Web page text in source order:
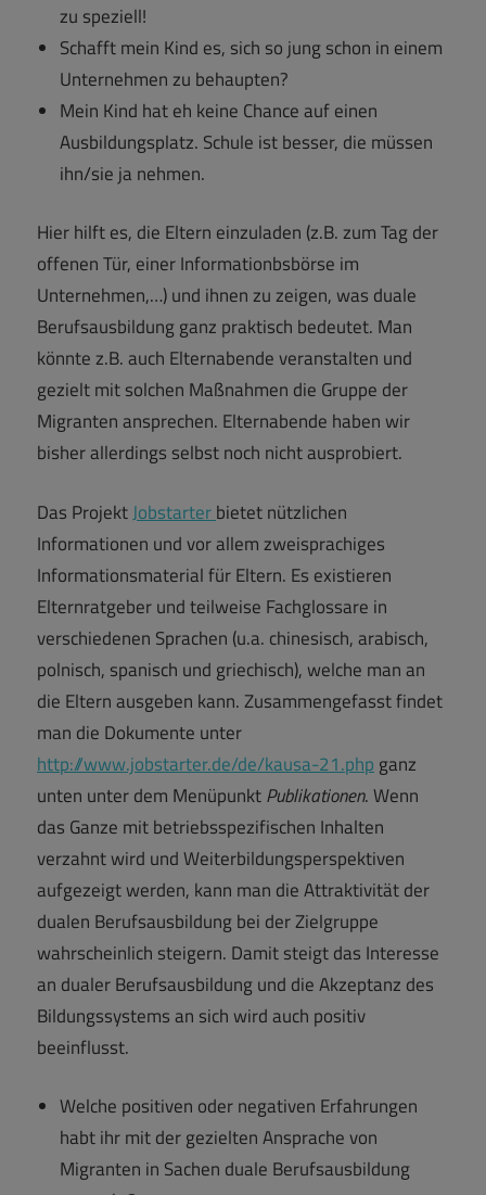
zu speziell!
Schafft mein Kind es, sich so jung schon in einem
Unternehmen zu behaupten?
Mein Kind hat eh keine Chance auf einen
Ausbildungsplatz. Schule ist besser, die müssen
ihn/sie ja nehmen.
Hier hilft es, die Eltern einzuladen (z.B. zum Tag der
offenen Tür, einer Informationbsbörse im
Unternehmen,…) und ihnen zu zeigen, was duale
Berufsausbildung ganz praktisch bedeutet. Man
könnte z.B. auch Elternabende veranstalten und
gezielt mit solchen Maßnahmen die Gruppe der
Migranten ansprechen. Elternabende haben wir
bisher allerdings selbst noch nicht ausprobiert.
Das ProjektJobstarterbietet nützlichen
Informationen und vor allem zweisprachiges
Informationsmaterial für Eltern. Es existieren
Elternratgeber und teilweise Fachglossare in
verschiedenen Sprachen (u.a. chinesisch, arabisch,
polnisch, spanisch und griechisch), welche man an
die Eltern ausgeben kann. Zusammengefasst findet
man die Dokumente unter
http://www.jobstarter.de/de/kausa-21.php ganz
unten unter dem MenüpunktPublikationen. Wenn
das Ganze mit betriebsspezifischen Inhalten
verzahnt wird und Weiterbildungsperspektiven
aufgezeigt werden, kann man die Attraktivität der
dualen Berufsausbildung bei der Zielgruppe
wahrscheinlich steigern. Damit steigt das Interesse
an dualer Berufsausbildung und die Akzeptanz des
Bildungssystems an sich wird auch positiv
beeinflusst.
Welche positiven oder negativen Erfahrungen
habt ihr mit der gezielten Ansprache von
Migranten in Sachen duale Berufsausbildung